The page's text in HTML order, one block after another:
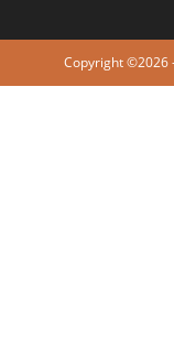
Copyright ©2026